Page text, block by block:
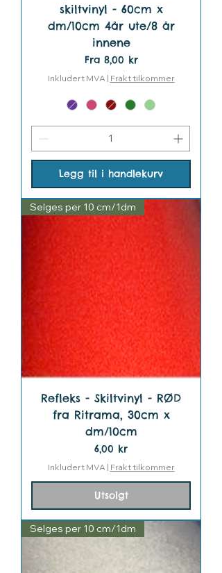
skiltvinyl - 60cm x
dm/10cm 4år ute/8 år
innene
Fra 8,00 kr
Salgspris
Inkludert MVA | Frakt tilkommer
Legg til i handlekurv
Selges per 10 cm/1dm
Refleks - Skiltvinyl - RØD
fra Ritrama, 30cm x
dm/10cm
Pris
6,00 kr
Inkludert MVA | Frakt tilkommer
Utsolgt
Selges per 10 cm/1dm